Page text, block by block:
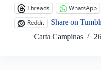
Threads
WhatsApp
Reddit
Share on
Carta Campinas